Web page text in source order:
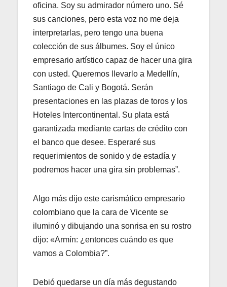
oficina. Soy su admirador número uno. Sé
sus canciones, pero esta voz no me deja
interpretarlas, pero tengo una buena
colección de sus álbumes. Soy el único
empresario artístico capaz de hacer una gira
con usted. Queremos llevarlo a Medellín,
Santiago de Cali y Bogotá. Serán
presentaciones en las plazas de toros y los
Hoteles Intercontinental. Su plata está
garantizada mediante cartas de crédito con
el banco que desee. Esperaré sus
requerimientos de sonido y de estadía y
podremos hacer una gira sin problemas”.
Algo más dijo este carismático empresario
colombiano que la cara de Vicente se
iluminó y dibujando una sonrisa en su rostro
dijo: «Armín: ¿entonces cuándo es que
vamos a Colombia?”.
Debió quedarse un día más degustando